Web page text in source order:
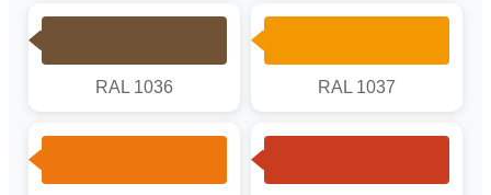
RAL 1036 RAL 1037